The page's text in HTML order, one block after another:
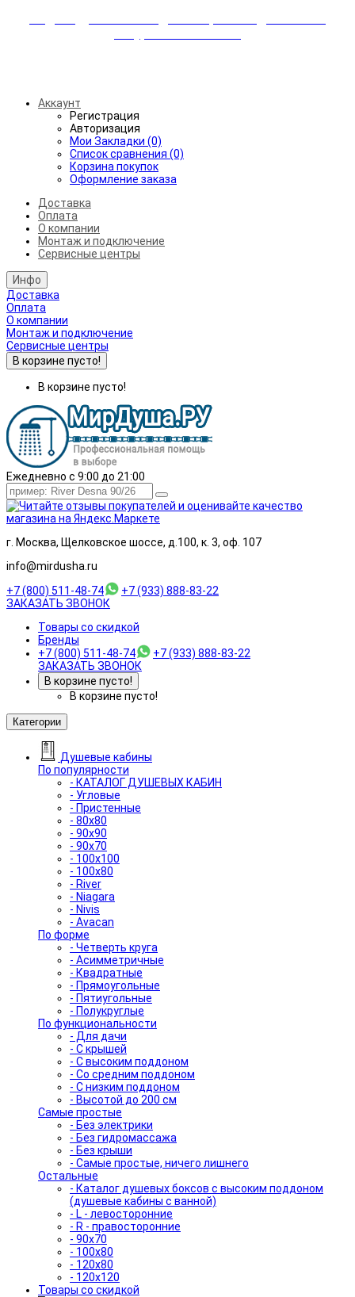
Аккаунт
Регистрация
Авторизация
Мои Закладки (0)
Список сравнения (0)
Корзина покупок
Оформление заказа
Доставка
Оплата
О компании
Монтаж и подключение
Сервисные центры
Инфо
Доставка
Оплата
О компании
Монтаж и подключение
Сервисные центры
В корзине пусто!
В корзине пусто!
Ежедневно с 9:00 до 21:00
г. Москва, Щелковское шоссе, д.100, к. 3, оф. 107
info@mirdusha.ru
+7 (800) 511-48-74
+7 (933) 888-83-22
ЗАКАЗАТЬ ЗВОНОК
Товары со скидкой
Бренды
+7 (800) 511-48-74
+7 (933) 888-83-22
ЗАКАЗАТЬ ЗВОНОК
В корзине пусто!
В корзине пусто!
Категории
Душевые кабины
По популярности
- КАТАЛОГ ДУШЕВЫХ КАБИН
- Угловые
- Пристенные
- 80x80
- 90x90
- 90x70
- 100x100
- 100x80
- River
- Niagara
- Nivis
- Avacan
По форме
- Четверть круга
- Асимметричные
- Квадратные
- Прямоугольные
- Пятиугольные
- Полукруглые
По функциональности
- Для дачи
- С крышей
- С высоким поддоном
- Со средним поддоном
- С низким поддоном
- Высотой до 200 см
Самые простые
- Без электрики
- Без гидромассажа
- Без крыши
- Самые простые, ничего лишнего
Остальные
- Каталог душевых боксов с высоким поддоном
(душевые кабины с ванной)
- L - левосторонние
- R - правосторонние
- 90x70
- 100x80
- 120x80
- 120x120
Товары со скидкой